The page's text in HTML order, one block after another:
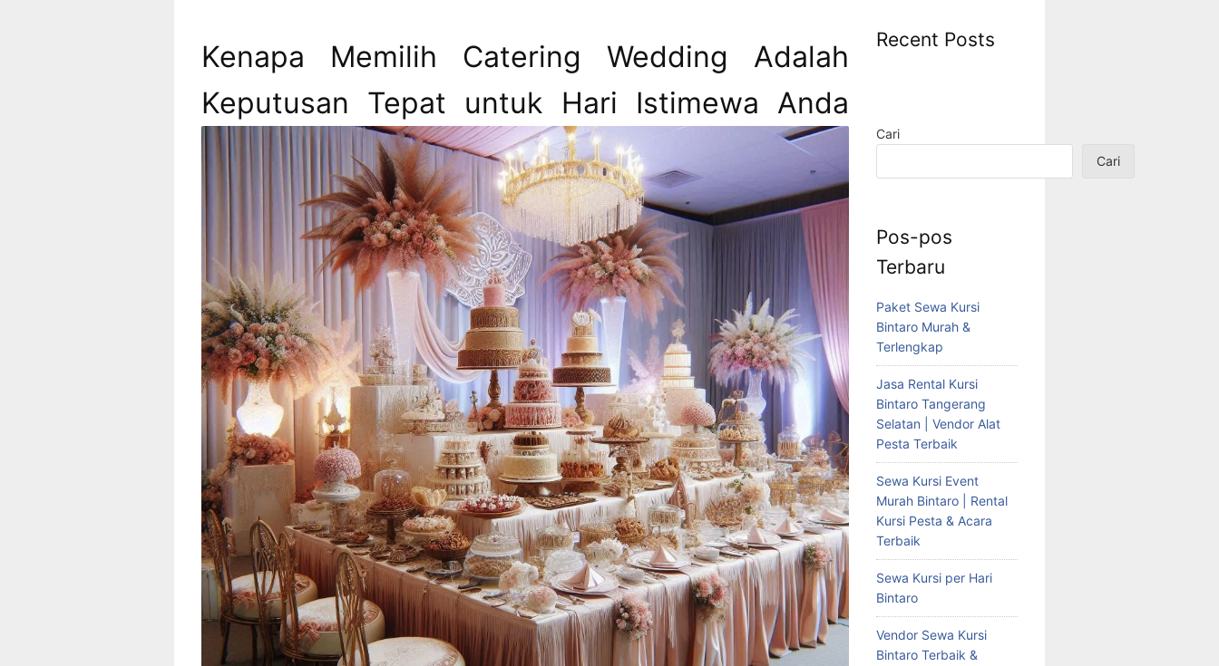
Kenapa Memilih Catering Wedding Adalah
Keputusan Tepat untuk Hari Istimewa Anda
Recent Posts
Cari
Cari
Pos-pos
Terbaru
Paket Sewa Kursi
Bintaro Murah &
Terlengkap
Jasa Rental Kursi
Bintaro Tangerang
Selatan | Vendor Alat
Pesta Terbaik
Sewa Kursi Event
Murah Bintaro | Rental
Kursi Pesta & Acara
Terbaik
Sewa Kursi per Hari
Bintaro
Vendor Sewa Kursi
Bintaro Terbaik &